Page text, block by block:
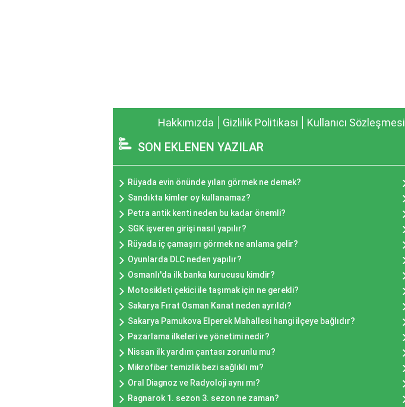
Hakkımızda Gizlilik Politikası Kullanıcı Sözleşmesi
SON EKLENEN YAZILAR
Rüyada evin önünde yılan görmek ne demek?
Sandıkta kimler oy kullanamaz?
Petra antik kenti neden bu kadar önemli?
SGK işveren girişi nasıl yapılır?
Rüyada iç çamaşırı görmek ne anlama gelir?
Oyunlarda DLC neden yapılır?
Osmanlı'da ilk banka kurucusu kimdir?
Motosikleti çekici ile taşımak için ne gerekli?
Sakarya Fırat Osman Kanat neden ayrıldı?
Sakarya Pamukova Elperek Mahallesi hangi ilçeye bağlıdır?
Pazarlama ilkeleri ve yönetimi nedir?
Nissan ilk yardım çantası zorunlu mu?
Mikrofiber temizlik bezi sağlıklı mı?
Oral Diagnoz ve Radyoloji aynı mı?
Ragnarok 1. sezon 3. sezon ne zaman?